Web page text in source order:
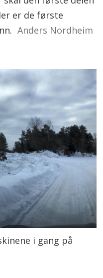
er de første
Anders Nordheim
i gang på